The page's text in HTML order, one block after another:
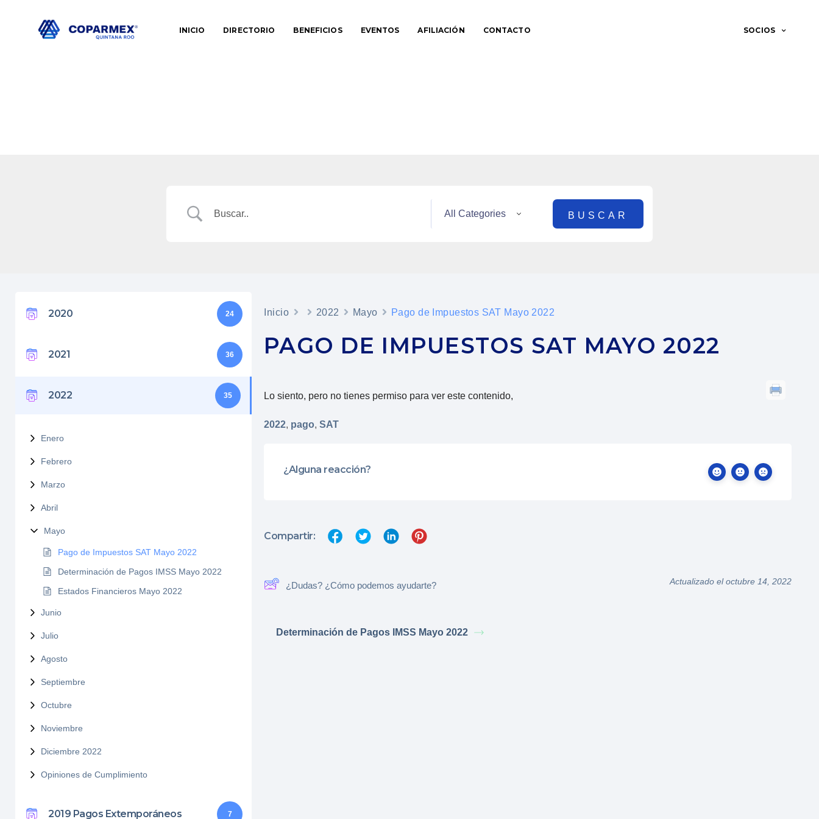
INICIO DIRECTORIO BENEFICIOS EVENTOS AFILIACIÓN CONTACTO SOCIOS
2020 24
2021 36
2022 35
Enero
Febrero
Marzo
Abril
Mayo
Pago de Impuestos SAT Mayo 2022
Determinación de Pagos IMSS Mayo 2022
Estados Financieros Mayo 2022
Junio
Julio
Agosto
Septiembre
Octubre
Noviembre
Diciembre 2022
Opiniones de Cumplimiento
2019 Pagos Extemporáneos 7
Inicio 2022 Mayo Pago de Impuestos SAT Mayo 2022
PAGO DE IMPUESTOS SAT MAYO 2022
Lo siento, pero no tienes permiso para ver este contenido,
2022, pago,SAT
¿Alguna reacción?
Compartir:
¿Dudas? ¿Cómo podemos ayudarte? Actualizado el octubre 14, 2022
Determinación de Pagos IMSS Mayo 2022